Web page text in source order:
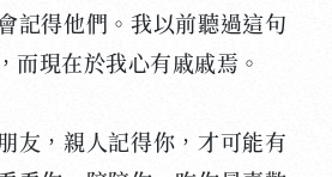
記得他們。我以前聽過這句
而現在於我心有戚戚焉。
，親人記得你，才可能有